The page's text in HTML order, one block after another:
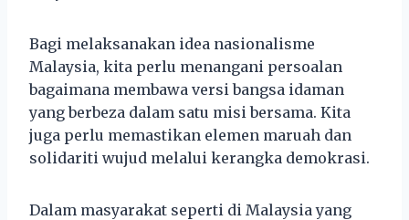
Bagi melaksanakan idea nasionalisme
Malaysia, kita perlu menangani persoalan
bagaimana membawa versi bangsa idaman
yang berbeza dalam satu misi bersama. Kita
juga perlu memastikan elemen maruah dan
solidariti wujud melalui kerangka demokrasi.
Dalam masyarakat seperti di Malaysia yang